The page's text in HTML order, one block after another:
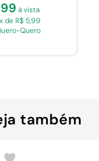
à vista
de R$ 5,99
Quero
também